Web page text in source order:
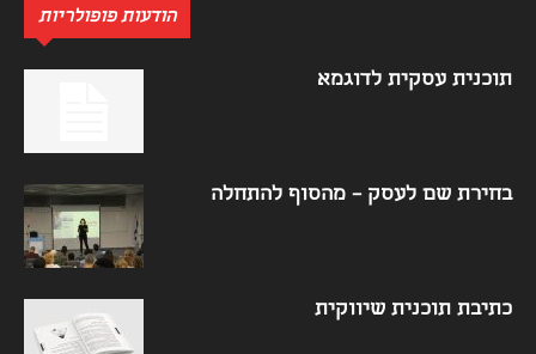
הודעות פופולריות
תוכנית עסקית לדוגמא
בחירת שם לעסק – מהסוף להתחלה
כתיבת תוכנית שיווקית